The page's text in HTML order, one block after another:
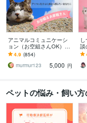
アニマルコミュニケーシ
ョン（お空組さんOK）し
ます 大切な動物の気持ち
を丁寧に読み取り文章に
整えてお届けします
4.9 (854)
murmur123
5,000 円
談
年
ペットの悩み・飼い